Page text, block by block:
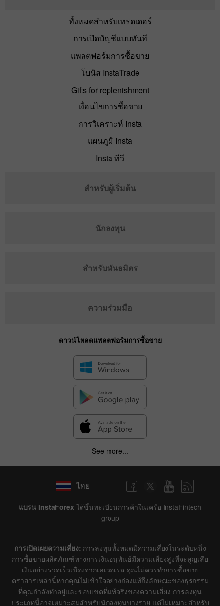
ทั้งหมดสำหรับเทรดเดอร์
การเปิดบัญชีแบบทันที
แพลตฟอร์มการซื้อขาย
โบนัส InstaTrade
Gifts for replenishment
เงื่อนไขการซื้อขาย
การวิเคราะห์ Insta
แผนภูมิ Insta
Insta ทีวี
สำหรับผู้เริ่มต้น
นักลงทุน
สำหรับพันธมิตร
ความร่วมมือ
ดาวน์โหลดแพลตฟอร์มการซื้อขาย
See more...
ไทย
แบรน InstaForex ได้ขึ้นทะเบียนการค้าในเครือ InstaFintech
group
การเปิดเผยความเสี่ยง: การลงทุนทั้งหมดมีความเสี่ยงในระดับหนึ่ง
การซื้อขายผลิตภัณฑ์ทางการเงินอนุพันธ์มีความเสี่ยงสูงที่จะสูญเสีย
เงินอย่างรวดเร็วเนื่องจากเลเวอเรจ คุณไม่ควรทำการซื้อขาย
ตราสารเหล่านี้หากคุณไม่เข้าใจอย่างถ่องแท้ถึงลักษณะของธุรกรรม
ที่คุณกำลังทำอยู่และขอบเขตที่แท้จริงของความเสี่ยง การลงทุน
ประเภทนี้อาจเหมาะสมสำหรับนักลงทุนบางราย แต่ไม่เหมาะสำหรับ